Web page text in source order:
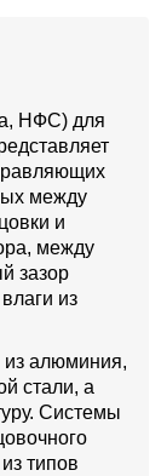
НФС) для
между
и
между
зазор
из
алюминия,
стали, а
Системы
типов